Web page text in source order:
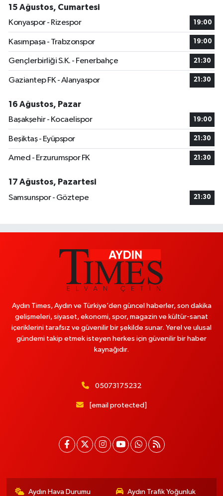
15 Ağustos, Cumartesi
Konyaspor - Rizespor
19:00
Kasımpaşa - Trabzonspor 19:00
Gençlerbirliği S.K. - Fenerbahçe 21:30
Gaziantep FK - Alanyaspor 21:30
16 Ağustos, Pazar
Başakşehir - Kocaelispor
19:00
Beşiktaş - Eyüpspor 21:30
Amed - Erzurumspor FK 21:30
17 Ağustos, Pazartesi
Samsunspor - Göztepe
21:30
Aydın Times, Aydın ve Türkiye’den güncel haberler, son dakika
gelişmeleri, siyaset, ekonomi, spor, magazin ve kültür-sanat
içeriklerini tarafsız ve güvenilir bir şekilde sunar. Yerel ve ulusal
gündemi takip etmek isteyen herkes için güvenilir bir haber
kaynağıdır.
05073175232
[email protected]
Aydın Hava Durumu Aydın Trafik Yoğunluk